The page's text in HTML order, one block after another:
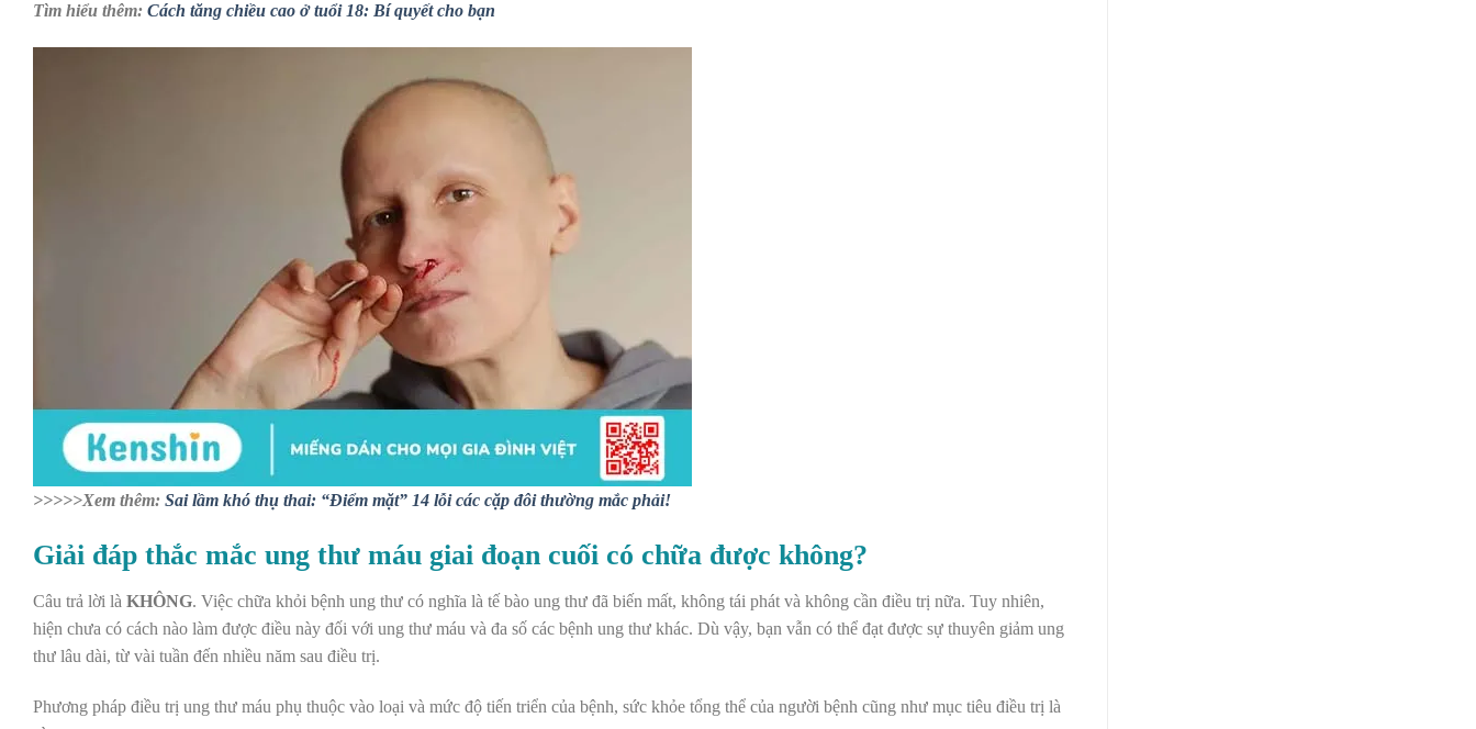
Tìm hiểu thêm: Cách tăng chiều cao ở tuổi 18: Bí quyết cho bạn
>>>>>Xem thêm: Sai lầm khó thụ thai: “Điểm mặt” 14 lỗi các cặp đôi thường mắc phải!
Giải đáp thắc mắc ung thư máu giai đoạn cuối có chữa được không?
Câu trả lời là KHÔNG. Việc chữa khỏi bệnh ung thư có nghĩa là tế bào ung thư đã biến mất, không tái phát và không cần điều trị nữa. Tuy nhiên,
hiện chưa có cách nào làm được điều này đối với ung thư máu và đa số các bệnh ung thư khác. Dù vậy, bạn vẫn có thể đạt được sự thuyên giảm ung
thư lâu dài, từ vài tuần đến nhiều năm sau điều trị.
Phương pháp điều trị ung thư máu phụ thuộc vào loại và mức độ tiến triển của bệnh, sức khỏe tổng thể của người bệnh cũng như mục tiêu điều trị là